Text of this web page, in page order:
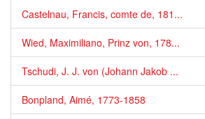
Castelnau, Francis, comte de, 181...
Wied, Maximiliano, Prinz von, 178...
Tschudi, J. J. von (Johann Jakob ...
Bonpland, Aimé, 1773-1858